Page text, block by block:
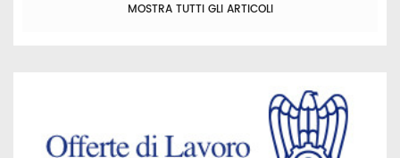
MOSTRA TUTTI GLI ARTICOLI